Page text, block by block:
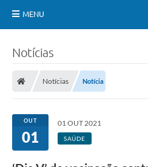
MENU
Serviços Públicos
Carta de Serviços
Notícias
Notícias Notícia
OUT
01
01 OUT 2021
SAÚDE